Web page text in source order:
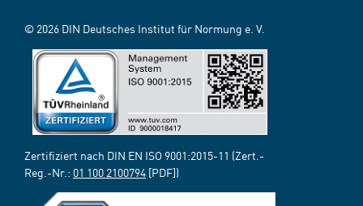
© 2026 DIN Deutsches Institut für Normung e. V.
Zertifiziert nach DIN EN ISO 9001:2015-11 (Zert.-
Reg.-Nr.: 01 100 2100794 [PDF])